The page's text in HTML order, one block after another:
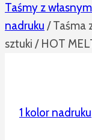
Taśmy z
nadruku / Taśma
sztuki / HOT
1 kolor nadruku